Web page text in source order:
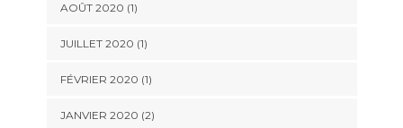
AOÛT 2020 (1)
JUILLET 2020 (1)
FÉVRIER 2020 (1)
JANVIER 2020 (2)